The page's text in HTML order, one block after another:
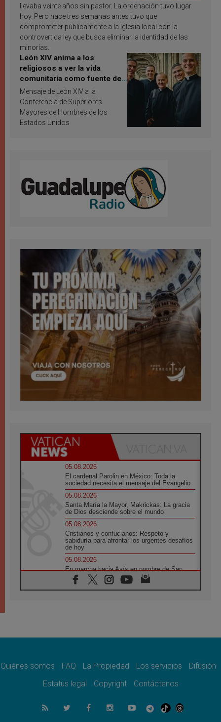
llevaba veinte años sin pastor. La ordenación tuvo lugar
hoy. Pero hace tres semanas antes tuvo que
comprometer públicamente a la Iglesia local con la
controvertida ley que busca eliminar la identidad de las
minorías.
León XIV anima a los
religiosos a ver la vida
comunitaria como fuente de
inspiración y santificación
Mensaje de León XIV a la
Conferencia de Superiores
Mayores de Hombres de los
Estados Unidos
05.08.2026
El cardenal Parolin en México: Toda la
sociedad necesita el mensaje del Evangelio
05.08.2026
Santa María la Mayor, Makrickas: La gracia
de Dios desciende sobre el mundo
05.08.2026
Cristianos y confucianos: Respeto y
sabiduría para afrontar los urgentes desafíos
de hoy
05.08.2026
En marcha hacia Asís en nombre de San
Francisco, a la espera de León
05.08.2026
quienes bendicen la guerra
Ucrania: Ataque masivo en Kyiv durante la
05.08.2026
Colombo: "La visita del Papa a Argentina
Quiénes somos FAQ La Propiedad Los servicios
Difusión
Estatus legal
Copyright Contáctenos